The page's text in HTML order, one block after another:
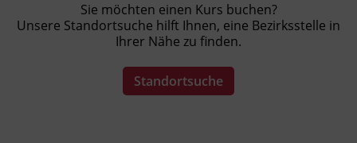
Sie möchten einen Kurs buchen?
Unsere Standortsuche hilft Ihnen, eine Bezirksstelle in
Ihrer Nähe zu finden.
Standortsuche